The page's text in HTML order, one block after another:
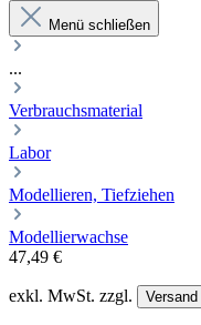
Menü schließen
...
Verbrauchsmaterial
Labor
Modellieren, Tiefziehen
Modellierwachse
47,49 €
exkl. MwSt. zzgl. Versand